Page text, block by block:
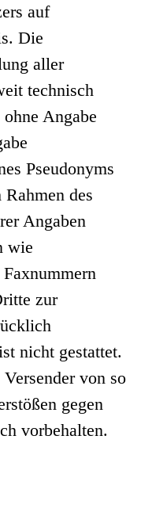
auf
Die
aller
technisch
Angabe
Pseudonyms
des
Angaben
wie
zur
nicht gestattet.
von so
gegen
vorbehalten.